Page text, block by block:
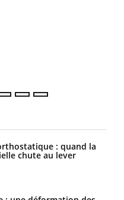
: quand la
chute au lever